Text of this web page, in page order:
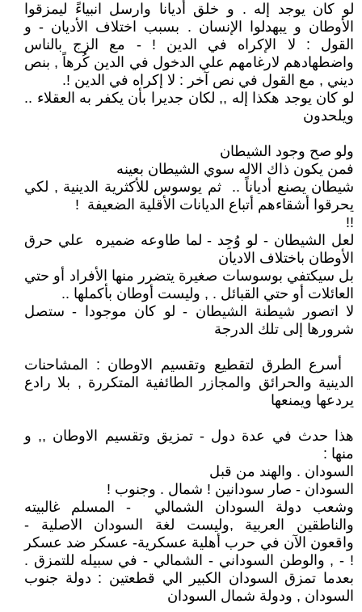
لو كان يوجد إله . و خلق أديانا وارسل انبياءً ليمزقوا
الأوطان و يبهدلوا الإنسان . بسبب اختلاف الأديان - و
القول : لا الإكراه في الدين ! - مع الزج بالناس
واضطهادهم لارغامهم علي الدخول في الدين كُرهاً , بنص
ديني , مع القول في نص آخر : لا إكراه في الدين !.
لو كان يوجد هكذا إله ,, لكان جديرا بأن يكفر به العقلاء ..
ويلحدون
ولو صح وجود الشيطان
فمن يكون ذاك الاله سوي الشيطان بعينه
شيطان يصنع أدياناً .. ثم يوسوس للأكثرية الدينية , لكي
يحرقوا أشقاءهم أتباع الديانات الأقلية الضعيفة !
!!
لعل الشيطان - لو وُجِد - لما طاوعه ضميره علي حرق
الأوطان باختلاف الاديان
بل سيكتفي بوسوسات صغيرة يتضرر منها الأفراد أو حتي
العائلات أو حتي القبائل . , وليست أوطان بأكملها ..
لا اتصور شيطنة الشيطان - لو كان موجودا - ستصل
شرورها إلى تلك الدرجة
أسرع الطرق لتقطيع وتقسيم الاوطان : المشاحنات
الدينية والحرائق والمجازر الطائفية المتكررة , بلا رادع
يردعها ويمنعها
هذا حدث في عدة دول - تمزيق وتقسيم الاوطان ,, و
منها :
السودان . والهند من قبل
السودان - صار سودانين ! شمال . وجنوب !
وشعب دولة السودان الشمالي - المسلم غالبيته
والناطقين العربية ,وليست لغة السودان الاصلية -
واقعون الآن في حرب أهلية عسكرية- عسكر ضد عسكر
! - , والوطن السوداني - الشمالي - في سبيله للتمزق .
بعدما تمزق السودان الكبير الي قطعتين : دولة جنوب
السودان , ودولة شمال السودان